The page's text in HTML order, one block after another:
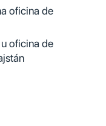
oficina de
oficina de